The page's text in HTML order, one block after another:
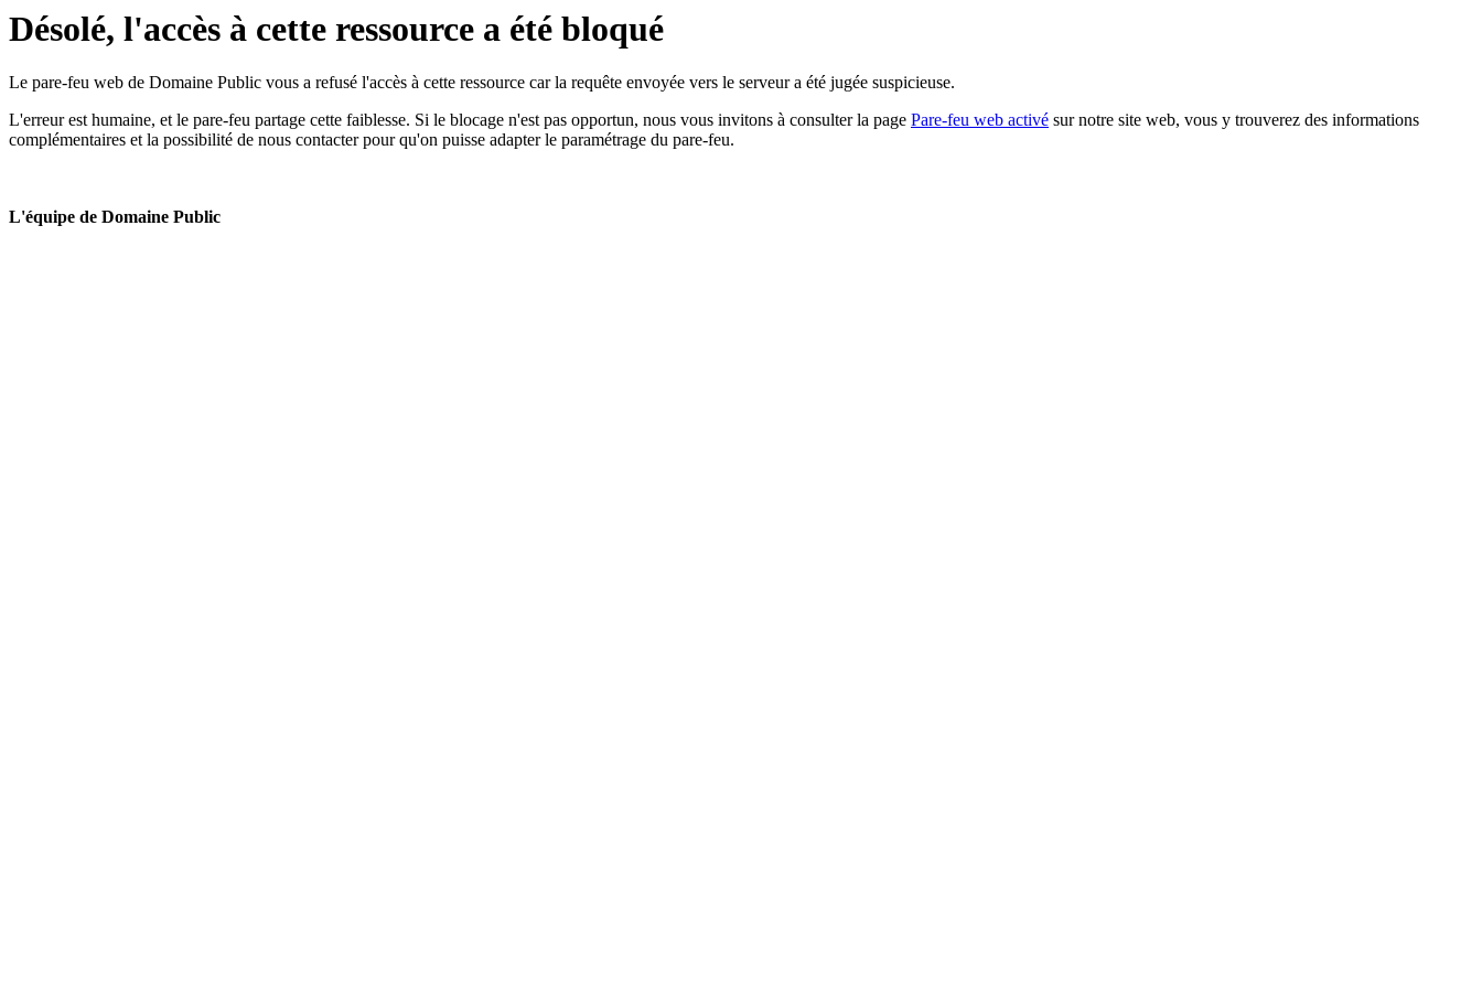
Désolé, l'accès à cette ressource a été bloqué
Le pare-feu web de Domaine Public vous a refusé l'accès à cette ressource car la requête envoyée vers le serveur a été jugée suspicieuse.
L'erreur est humaine, et le pare-feu partage cette faiblesse. Si le blocage n'est pas opportun, nous vous invitons à consulter la page Pare-feu web activé sur notre site web, vous y trouverez des informations
complémentaires et la possibilité de nous contacter pour qu'on puisse adapter le paramétrage du pare-feu.
L'équipe de Domaine Public